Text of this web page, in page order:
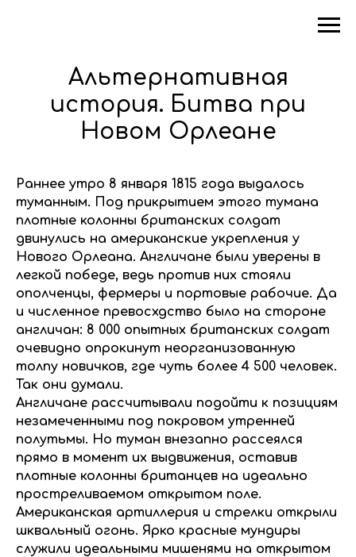
Альтернативная
история. Битва при
Новом Орлеане
Раннее утро 8 января 1815 года выдалось
туманным. Под прикрытием этого тумана
плотные колонны британских солдат
двинулись на американские укрепления у
Нового Орлеана. Англичане были уверены в
легкой победе, ведь против них стояли
ополченцы, фермеры и портовые рабочие. Да
и численное превосхдство было на стороне
англичан: 8 000 опытных британских солдат
очевидно опрокинут неорганизованную
толпу новичков, где чуть более 4 500 человек.
Так они думали.
Англичане рассчитывали подойти к позициям
незамеченными под покровом утренней
полутьмы. Но туман внезапно рассеялся
прямо в момент их выдвижения, оставив
плотные колонны британцев на идеально
простреливаемом открытом поле.
Американская артиллерия и стрелки открыли
шквальный огонь. Ярко красные мундиры
служили идеальными мишенями на открытом